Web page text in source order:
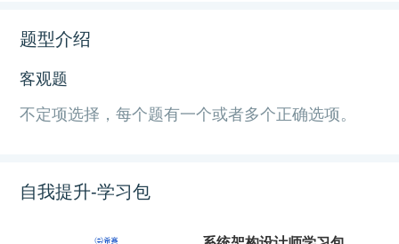
题型介绍
客观题
不定项选择，每个题有一个或者多个正确选项。
自我提升-学习包